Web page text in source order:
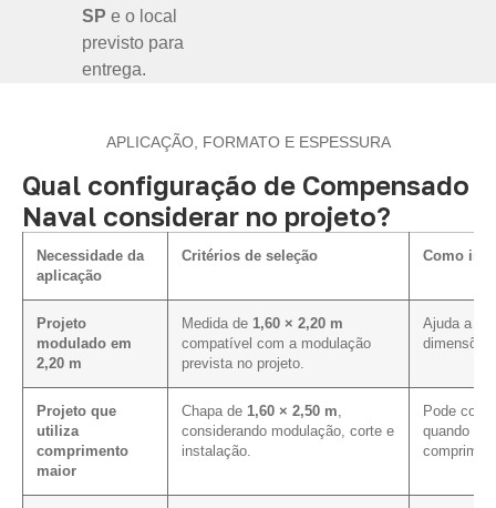
SP e o local
previsto para
entrega.
APLICAÇÃO, FORMATO E ESPESSURA
Qual configuração de Compensado
Naval considerar no projeto?
Necessidade da
aplicação
Critérios de seleção Como
Projeto
modulado em
2,20 m
Medida de 1,60 × 2,20 m
compatível com a modulação
prevista no projeto.
Ajuda a
Projeto que
utiliza
comprimento
maior
Chapa de 1,60 × 2,50 m
considerando modulação, corte e
instalação.
Pode
quando a